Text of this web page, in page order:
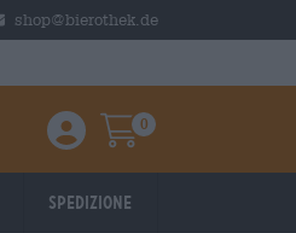
shop@bierothek.de
Einloggen / Anmelden
Warenkorb
0
Spedizione